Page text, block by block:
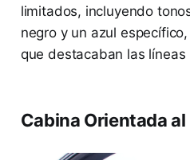
limitados, incluyendo
negro y un azul
que destacaban las
Cabina Orientada